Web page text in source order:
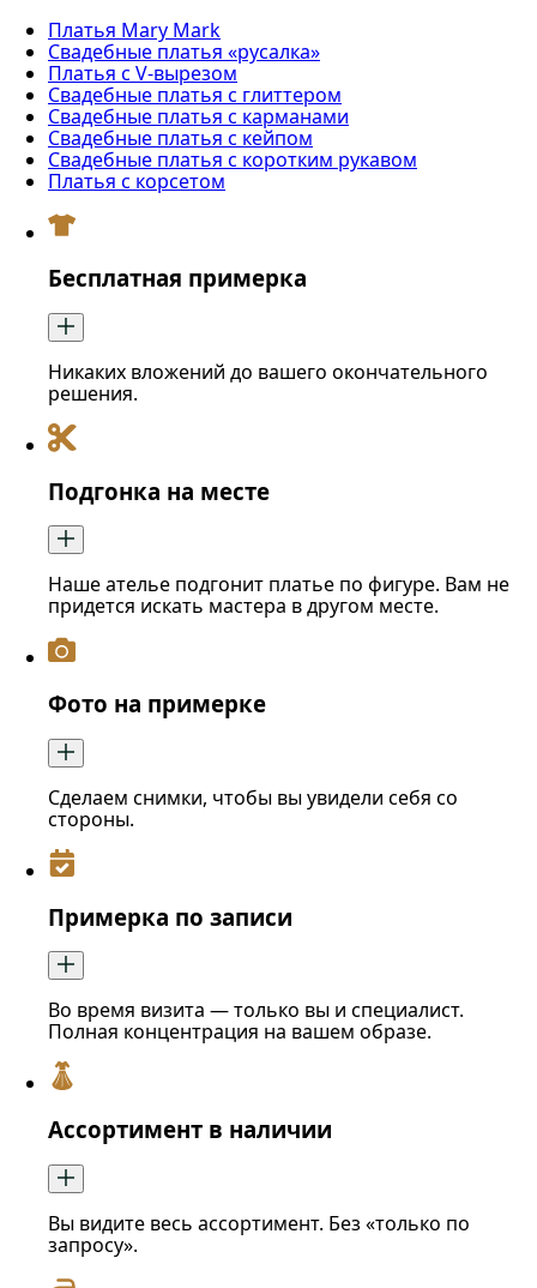
Платья Mary Mark
Свадебные платья «русалка»
Платья с V-вырезом
Свадебные платья с глиттером
Свадебные платья с карманами
Свадебные платья с кейпом
Свадебные платья с коротким рукавом
Платья с корсетом
Бесплатная примерка
Никаких вложений до вашего окончательного
решения.
Подгонка на месте
Наше ателье подгонит платье по фигуре. Вам не
придется искать мастера в другом месте.
Фото на примерке
Сделаем снимки, чтобы вы увидели себя со
стороны.
Примерка по записи
Во время визита — только вы и специалист.
Полная концентрация на вашем образе.
Ассортимент в наличии
Вы видите весь ассортимент. Без «только по
запросу».